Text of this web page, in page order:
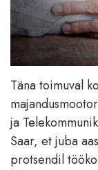
Täna toimuval
ja
Saar, et juba
protsendil